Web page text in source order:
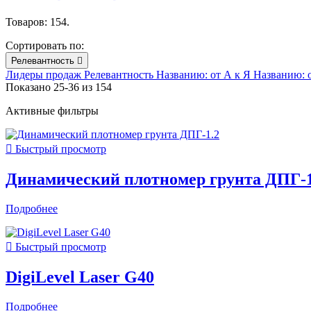
Товаров: 154.
Сортировать по:
Релевантность 
Лидеры продаж Релевантность Названию: от А к Я Названию:
Показано 25-36 из 154
Активные фильтры
 Быстрый просмотр
Динамический плотномер грунта ДПГ-
Подробнее
 Быстрый просмотр
DigiLevel Laser G40
Подробнее